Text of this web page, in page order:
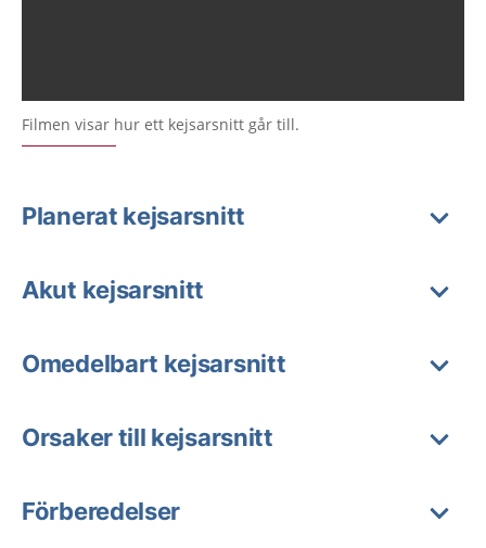
Filmen visar hur ett kejsarsnitt går till.
Planerat kejsarsnitt
Akut kejsarsnitt
Omedelbart kejsarsnitt
Orsaker till kejsarsnitt
Förberedelser